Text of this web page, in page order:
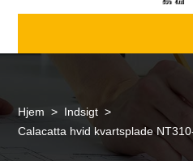
Hjem > Indsigt >
Calacatta hvid kvartsplade